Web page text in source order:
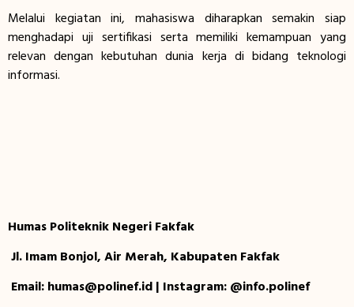
Melalui kegiatan ini, mahasiswa diharapkan semakin siap
menghadapi uji sertifikasi serta memiliki kemampuan yang
relevan dengan kebutuhan dunia kerja di bidang teknologi
informasi.
Humas Politeknik Negeri Fakfak
Jl. Imam Bonjol, Air Merah, Kabupaten Fakfak
Email: humas@polinef.id | Instagram: @info.polinef